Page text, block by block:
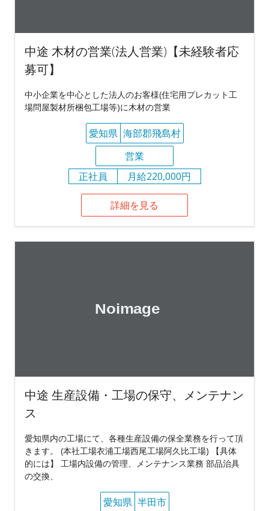
中途 木材の営業(法人営業)【未経験者応
募可】
中小企業を中心とした法人のお客様(住宅用プレカット工
場問屋製材所梱包工場等)に木材の営業
愛知県 海部郡飛島村
営業
正社員
月給220,000円
詳細を見る
中途 生産設備・工場の保守、メンテナン
ス
愛知県内の工場にて、各種生産設備の保全業務を行って頂
きます。 (本社工場衣浦工場西尾工場阿久比工場) 【具体
的には】 工場内設備の管理、メンテナンス業務 部品治具
の交換、
愛知県 半田市